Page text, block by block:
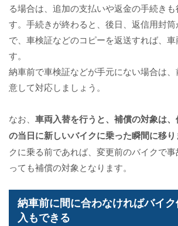
る場合は、追加の支払いや返金の手続き
す。手続きが終わると、後日、返信用封
で、車検証などのコピーを返送すれば、
す。
納車前で車検証などが手元にない場合は
意して対応しましょう。
なお、 車両入替を行うと、補償の対象は
の当日に新しいバイクに乗った瞬間に移
クに乗る前であれば、変更前のバイクで
っても補償の対象となります。
納車前に間に合わなければバイ
入もできる